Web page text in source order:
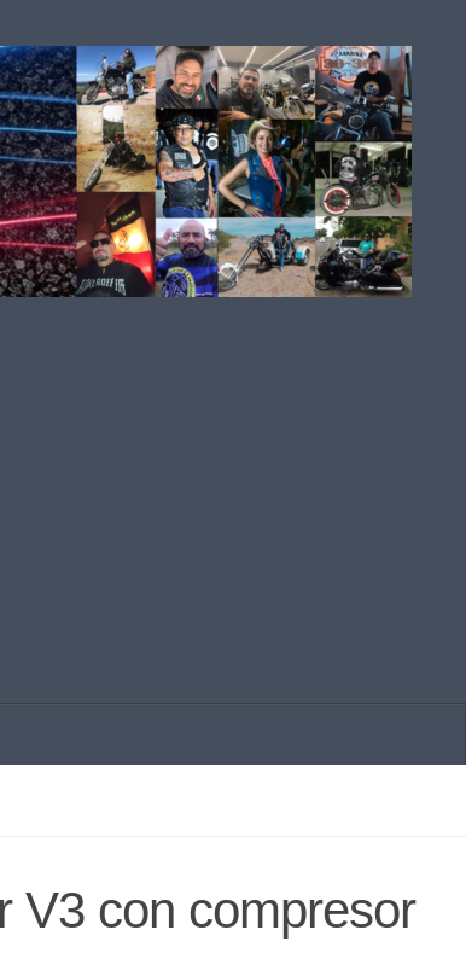
V3 con compresor